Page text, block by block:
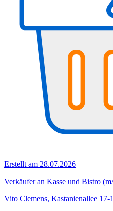
Erstellt am 28.07.2026
Verkäufer an Kasse und Bistro
Vito Clemens, Kastanienallee 17-